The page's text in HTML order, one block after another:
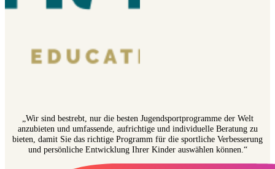
„Wir sind bestrebt, nur die besten Jugendsportprogramme der Welt
anzubieten und umfassende, aufrichtige und individuelle Beratung zu
bieten, damit Sie das richtige Programm für die sportliche Verbesserung
und persönliche Entwicklung Ihrer Kinder auswählen können.“